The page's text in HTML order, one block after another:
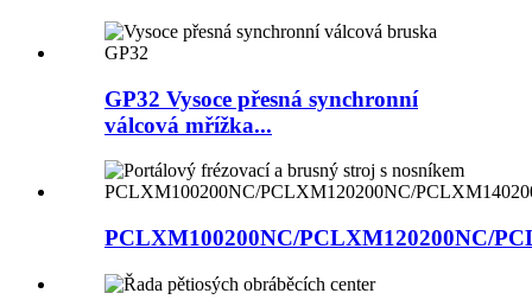
GP32 Vysoce přesná synchronní
válcová mřížka...
PCLXM100200NC/PCLXM120200NC/